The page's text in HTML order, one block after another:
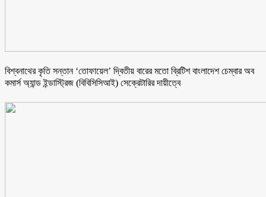
বিশ্বনাথের কৃতি সন্তান ‘তোফায়েল’ দ্বিতীয় বারের মতো ব্রিটিশ বাংলাদেশ চেম্বার অব
কমার্স অ্যান্ড ইন্ডাস্ট্রিজ (বিবিসিসিআই) সেক্রেটারির দায়ীত্বে